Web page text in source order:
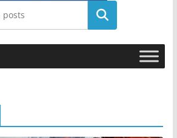
История о том, как «Пухососы»
улетели к чужому дяде
Поиск